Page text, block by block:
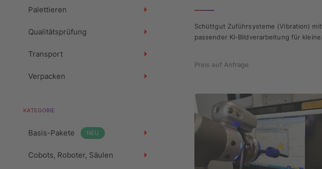
Palettieren
Qualitätsprüfung
Transport
Verpacken
KATEGORIE
Basis-Pakete NEU
Cobots, Roboter, Säulen
Schüttgut Zuführsysteme (Vibration) mit
passender KI-Bildverarbeitung für kleine
Preis auf Anfrage